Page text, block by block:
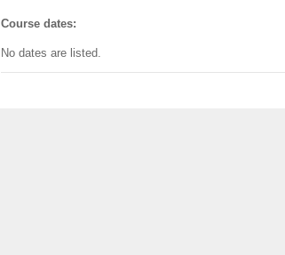
Course dates:
No dates are listed.